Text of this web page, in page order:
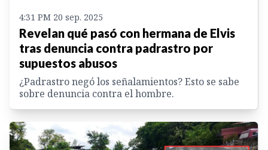
4:31 PM 20 sep. 2025
Revelan qué pasó con hermana de Elvis
tras denuncia contra padrastro por
supuestos abusos
¿Padrastro negó los señalamientos? Esto se sabe
sobre denuncia contra el hombre.